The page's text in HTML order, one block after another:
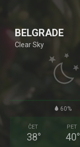
BELGRADE
Clear Sky
60%
ČET
38°
PET
40°